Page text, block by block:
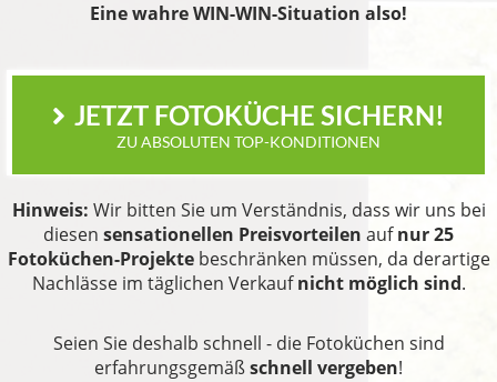
Eine wahre WIN-WIN-Situation also!
JETZT FOTOKÜCHE SICHERN!
ZU ABSOLUTEN TOP-KONDITIONEN
Hinweis: Wir bitten Sie um Verständnis, dass wir uns bei
diesen sensationellen Preisvorteilen aufnur 25
Fotoküchen-Projektebeschränken müssen, da derartige
Nachlässe im täglichen Verkaufnicht möglich sind.
Seien Sie deshalb schnell - die Fotoküchen sind
erfahrungsgemäßschnell vergeben!